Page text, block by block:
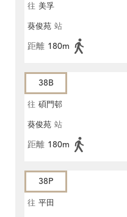
往 美孚
葵俊苑 站
距離 180m
38B
往 碩門邨
葵俊苑 站
距離 180m
38P
往 平田